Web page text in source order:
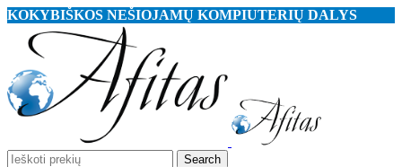
KOKYBIŠKOS NEŠIOJAMŲ KOMPIUTERIŲ DALYS
Search